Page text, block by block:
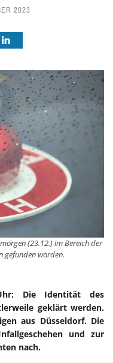
2023
(23.12.) im Bereich der
gefunden worden.
Die Identität des
geklärt werden.
aus Düsseldorf. Die
und zur
nach.